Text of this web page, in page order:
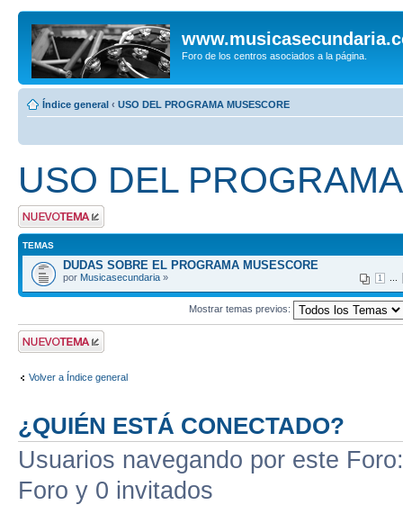
Foro de los centros asociados a la página.
Índice general ‹ USO DEL PROGRAMA MUSESCORE
USO DEL
Publicar un nuevo
tema
TEMAS
DUDAS SOBRE EL PROGRAMA MUSESCORE
1
por Musicasecundaria »
Mostrar temas previos:
Publicar un nuevo
tema
Volver a Índice general
¿QUIÉN ESTÁ CONECTADO?
Usuarios navegando por este
Foro y 0 invitados